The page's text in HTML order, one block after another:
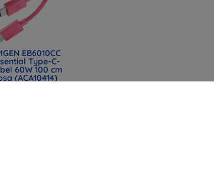
EB6010CC
Type-C-
60W 100 cm
(ACA10414)